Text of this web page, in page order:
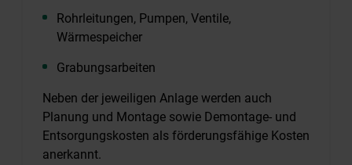
Rohrleitungen, Pumpen, Ventile,
Wärmespeicher
Grabungsarbeiten
Neben der jeweiligen Anlage werden auch
Planung und Montage sowie Demontage- und
Entsorgungskosten als förderungsfähige Kosten
anerkannt.